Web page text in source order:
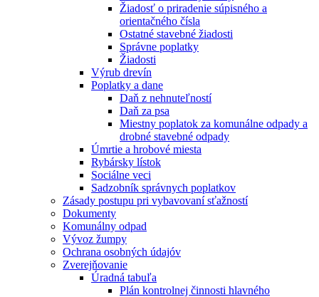
Žiadosť o priradenie súpisného a
orientačného čísla
Ostatné stavebné žiadosti
Správne poplatky
Žiadosti
Výrub drevín
Poplatky a dane
Daň z nehnuteľností
Daň za psa
Miestny poplatok za komunálne odpady a
drobné stavebné odpady
Úmrtie a hrobové miesta
Rybársky lístok
Sociálne veci
Sadzobník správnych poplatkov
Zásady postupu pri vybavovaní sťažností
Dokumenty
Komunálny odpad
Vývoz žumpy
Ochrana osobných údajóv
Zverejňovanie
Úradná tabuľa
Plán kontrolnej činnosti hlavného